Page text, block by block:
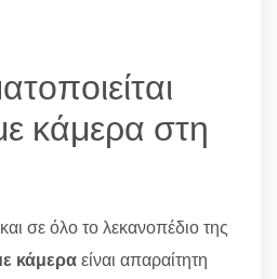
κάμερα στη
σε όλο το λεκανοπέδιο της
κάμεραείναι απαραίτητη